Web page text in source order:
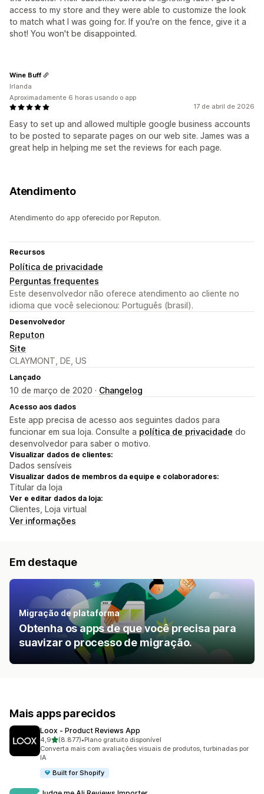
access to my store and they were able to customize the look
to match what I was going for. If you're on the fence, give it a
shot! You won't be disappointed.
17 de abril de 2026
Easy to set up and allowed multiple google business accounts
to be posted to separate pages on our web site. James was a
great help in helping me set the reviews for each page.
Wine Buff
Irlanda
Aproximadamente 6 horas usando o app
Atendimento
Atendimento do app oferecido por Reputon.
Recursos
Política de privacidade
Perguntas frequentes
Este desenvolvedor não oferece atendimento ao cliente no
idioma que você selecionou: Português (brasil).
Desenvolvedor
Reputon
Site
CLAYMONT, DE, US
Lançado
10 de março de 2020 · Changelog
Acesso aos dados
Este app precisa de acesso aos seguintes dados para
funcionar em sua loja. Consulte a política de privacidade do
desenvolvedor para saber o motivo.
Visualizar dados de clientes:
Dados sensíveis
Visualizar dados de membros da equipe e colaboradores:
Titular da loja
Ver e editar dados da loja:
Clientes, Loja virtual
Ver informações
Em destaque
Migração de plataforma
Obtenha os apps de que você precisa para
suavizar o processo de migração.
Mais apps parecidos
Loox ‑ Product Reviews App
4,9de 5 estrelas
(8.877)
8877 avaliações ao todo
•Plano gratuito disponível
Converta mais com avaliações visuais de produtos, turbinadas por
IA
Built for Shopify